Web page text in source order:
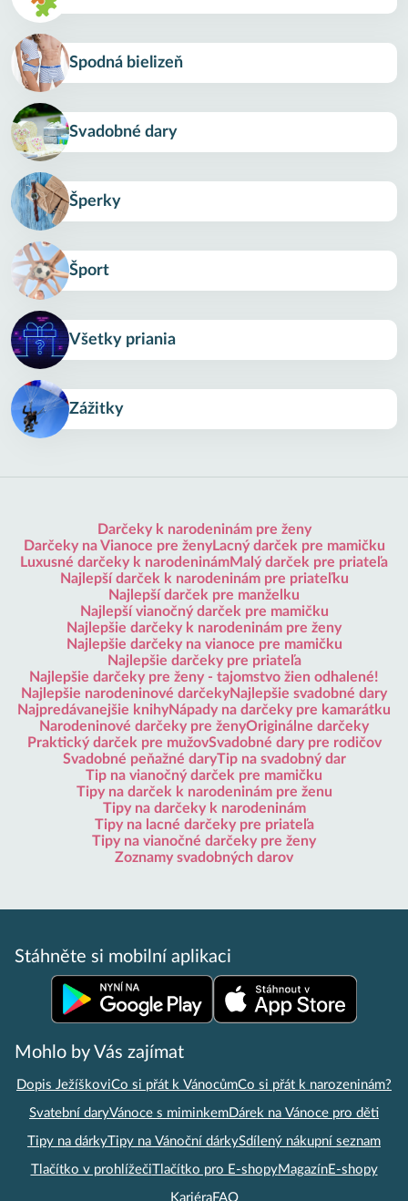
Spodná bielizeň
Svadobné dary
Šperky
Šport
Všetky priania
Zážitky
Darčeky k narodeninám pre ženy
Darčeky na Vianoce pre ženyLacný darček pre mamičku
Luxusné darčeky k narodeninámMalý darček pre priateľa
Najlepší darček k narodeninám pre priateľku
Najlepší darček pre manželku
Najlepší vianočný darček pre mamičku
Najlepšie darčeky k narodeninám pre ženy
Najlepšie darčeky na vianoce pre mamičku
Najlepšie darčeky pre priateľa
Najlepšie darčeky pre ženy - tajomstvo žien odhalené!
Najlepšie narodeninové darčekyNajlepšie svadobné dary
Najpredávanejšie knihyNápady na darčeky pre kamarátku
Narodeninové darčeky pre ženyOriginálne darčeky
Praktický darček pre mužovSvadobné dary pre rodičov
Svadobné peňažné daryTip na svadobný dar
Tip na vianočný darček pre mamičku
Tipy na darček k narodeninám pre ženu
Tipy na darčeky k narodeninám
Tipy na lacné darčeky pre priateľa
Tipy na vianočné darčeky pre ženy
Zoznamy svadobných darov
Stáhněte si mobilní aplikaci
Mohlo by Vás zajímat
Dopis JežíškoviCo si přát k VánocůmCo si přát k narozeninám?
Svatební daryVánoce s miminkemDárek na Vánoce pro děti
Tipy na dárkyTipy na Vánoční dárkySdílený nákupní seznam
Tlačítko v prohlížečiTlačítko pro E-shopyMagazínE-shopy
KariéraFAQ